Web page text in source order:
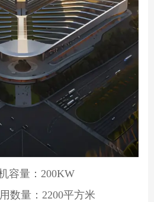
容量：200KW
数量：2200平方米